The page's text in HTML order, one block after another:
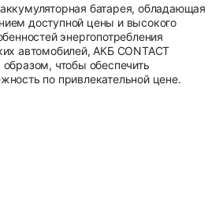
батарея, обладающая
доступной цены и высокого
энергопотребления
автомобилей, АКБ CONTACT
чтобы обеспечить
по привлекательной цене.